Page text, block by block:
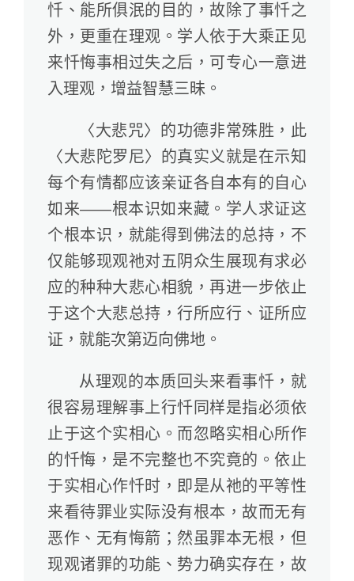
忏、能所俱泯的目的，故除了事忏之
外，更重在理观。学人依于大乘正见
来忏悔事相过失之后，可专心一意进
入理观，增益智慧三昧。
〈大悲咒〉的功德非常殊胜，此
〈大悲陀罗尼〉的真实义就是在示知
每个有情都应该亲证各自本有的自心
如来——根本识如来藏。学人求证这
个根本识，就能得到佛法的总持，不
仅能够现观祂对五阴众生展现有求必
应的种种大悲心相貌，再进一步依止
于这个大悲总持，行所应行、证所应
证，就能次第迈向佛地。
从理观的本质回头来看事忏，就
很容易理解事上行忏同样是指必须依
止于这个实相心。而忽略实相心所作
的忏悔，是不完整也不究竟的。依止
于实相心作忏时，即是从祂的平等性
来看待罪业实际没有根本，故而无有
恶作、无有悔箭；然虽罪本无根，但
现观诸罪的功能、势力确实存在，故